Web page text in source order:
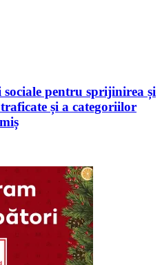
pentru sprijinirea și
și a categoriilor